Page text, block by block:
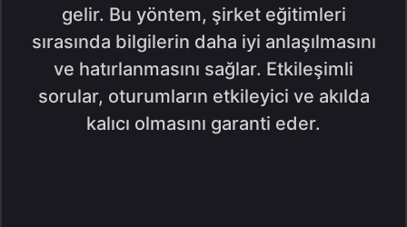
gelir. Bu yöntem, şirket eğitimleri
sırasında bilgilerin daha iyi anlaşılmasını
ve hatırlanmasını sağlar. Etkileşimli
sorular, oturumların etkileyici ve akılda
kalıcı olmasını garanti eder.